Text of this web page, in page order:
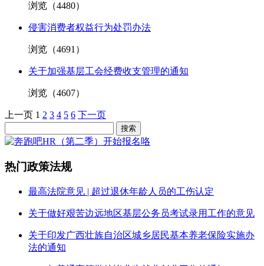
浏览（4480）
侵害消费者权益行为处罚办法
浏览（4691）
关于加强基层工会经费收支管理的通知
浏览（4607）
上一页 1 2 3 4 5 6 下一页
热门政策法规
最高法院意见 | 超过退休年龄人员的工伤认定
关于做好艰苦边远地区基层公务员考试录用工作的意见
关于印发广西壮族自治区城乡居民基本养老保险实施办
法的通知